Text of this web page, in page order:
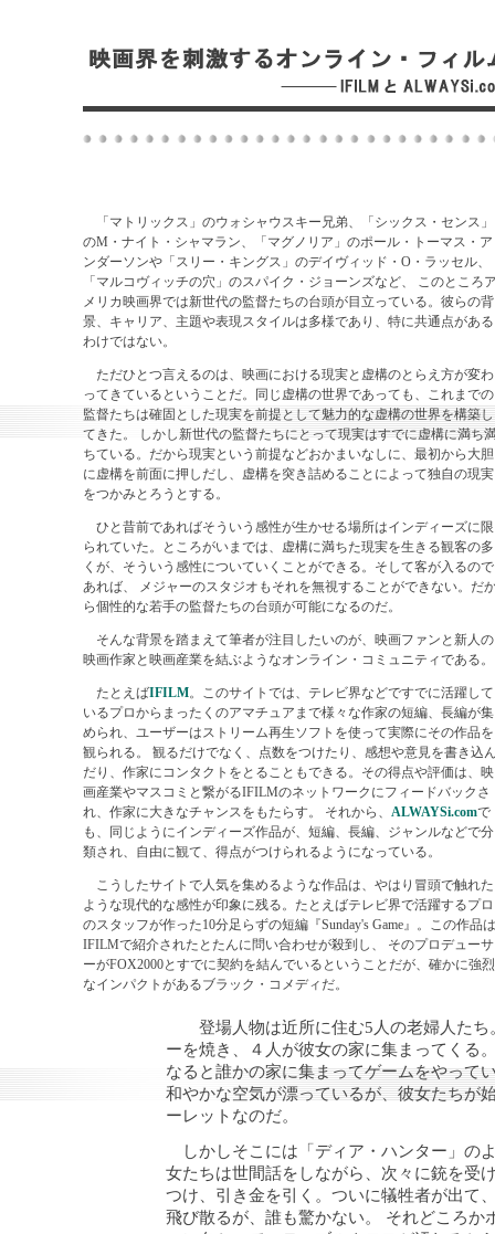
「マトリックス」のウォシャウスキー兄弟、「シックス・センス」
のM・ナイト・シャマラン、「マグノリア」のポール・トーマス・ア
ンダーソンや「スリー・キングス」のデイヴィッド・O・ラッセル、
「マルコヴィッチの穴」のスパイク・ジョーンズなど、 このところ
メリカ映画界では新世代の監督たちの台頭が目立っている。彼らの背
景、キャリア、主題や表現スタイルは多様であり、特に共通点がある
わけではない。
ただひとつ言えるのは、映画における現実と虚構のとらえ方が変わ
ってきているということだ。同じ虚構の世界であっても、これまでの
監督たちは確固とした現実を前提として魅力的な虚構の世界を構築し
てきた。 しかし新世代の監督たちにとって現実はすでに虚構に満ち
ちている。だから現実という前提などおかまいなしに、最初から大胆
に虚構を前面に押しだし、虚構を突き詰めることによって独自の現実
をつかみとろうとする。
ひと昔前であればそういう感性が生かせる場所はインディーズに限
られていた。ところがいまでは、虚構に満ちた現実を生きる観客の多
くが、そういう感性についていくことができる。そして客が入るので
あれば、 メジャーのスタジオもそれを無視することができない。だ
ら個性的な若手の監督たちの台頭が可能になるのだ。
そんな背景を踏まえて筆者が注目したいのが、映画ファンと新人の
映画作家と映画産業を結ぶようなオンライン・コミュニティである。
たとえばIFILM。このサイトでは、テレビ界などですでに活躍して
いるプロからまったくのアマチュアまで様々な作家の短編、長編が集
められ、ユーザーはストリーム再生ソフトを使って実際にその作品を
観られる。 観るだけでなく、点数をつけたり、感想や意見を書き込
だり、作家にコンタクトをとることもできる。その得点や評価は、映
画産業やマスコミと繋がるIFILMのネットワークにフィードバックさ
れ、作家に大きなチャンスをもたらす。 それから、 ALWAYSi.comで
も、同じようにインディーズ作品が、短編、長編、ジャンルなどで分
類され、自由に観て、得点がつけられるようになっている。
こうしたサイトで人気を集めるような作品は、やはり冒頭で触れた
ような現代的な感性が印象に残る。たとえばテレビ界で活躍するプロ
のスタッフが作った10分足らずの短編『Sunday's Game』。この作品は
IFILMで紹介されたとたんに問い合わせが殺到し、 そのプロデューサ
ーがFOX2000とすでに契約を結んでいるということだが、確かに強烈
なインパクトがあるブラック・コメディだ。
登場人物は近所に住む5人の老婦人たち
ーを焼き、４人が彼女の家に集まってくる
なると誰かの家に集まってゲームをやって
和やかな空気が漂っているが、彼女たちが
ーレットなのだ。
しかしそこには「ディア・ハンター」の
女たちは世間話をしながら、次々に銃を受
つけ、引き金を引く。ついに犠牲者が出て
飛び散るが、誰も驚かない。 それどころか